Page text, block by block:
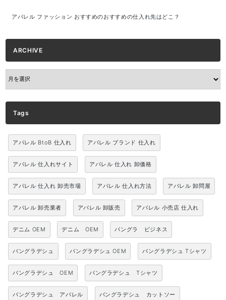
アパレル ファッション おすすめのおすすめの仕入れ先はどこ？
ARCHIVE
ARCHIVE
Tags
アパレル BtoB 仕入れ アパレル ブランド 仕入れ
アパレル 仕入れサイト アパレル 仕入れ 卸価格
アパレル 仕入れ 卸売市場 アパレル 仕入れ方法 アパレル 卸問屋
アパレル 卸売業者 アパレル 卸販売 アパレル 小売店 仕入れ
デニム OEM デニム OEM バングラ ビジネス
バングラデシュ バングラデシュ OEM バングラデシュ Tシャツ
バングラデシュ OEM バングラデシュ Tシャツ
バングラデシュ アパレル バングラデシュ カットソー